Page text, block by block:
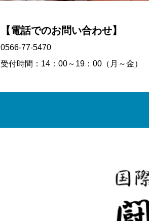
【電話でのお問い合わせ】
0566-77-5470
受付時間：14：00～19：00（月～金）